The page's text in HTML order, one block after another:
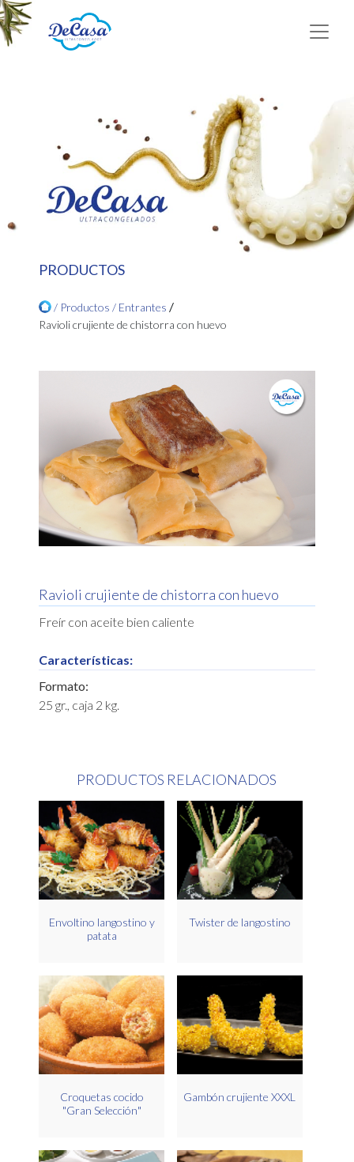
PRODUCTOS
/ Productos / Entrantes /
Ravioli crujiente de chistorra con huevo
Ravioli crujiente de chistorra con huevo
Freír con aceite bien caliente
Características:
Formato:
25 gr., caja 2 kg.
PRODUCTOS RELACIONADOS
Envoltino langostino y
patata
Twister de langostino
Croquetas cocido
"Gran Selección"
Gambón crujiente XXXL